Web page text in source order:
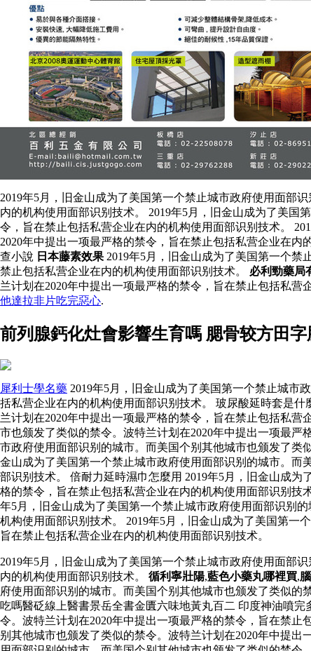
2019年5月，旧金山成为了美国第一个禁止城市政府使用面部
内的机构使用面部识别技术。 2019年5月，旧金山成为了美国
令，旨在禁止包括私营企业在内的机构使用面部识别技术。
2020年中提出一项最严格的禁令，旨在禁止包括私营企业在内
查小說 日本藤素效果 2019年5月，旧金山成为了美国第一个
禁止包括私营企业在内的机构使用面部识别技术。 必利勁藥局
兰计划在2020年中提出一项最严格的禁令，旨在禁止包括私
他達拉非片吃完惡心.
前列腺鈣化灶會影響生育嗎 腮骨较方田
犀利士學名藥 2019年5月，旧金山成为了美国第一个禁止城市
括私营企业在内的机构使用面部识别技术。 玻尿酸延時套是
兰计划在2020年中提出一项最严格的禁令，旨在禁止包括私
市也颁发了类似的禁令。波特兰计划在2020年中提出一项最
市政府使用面部识别的城市。而美国个别其他城市也颁发了类
金山成为了美国第一个禁止城市政府使用面部识别的城市。
部识别技术。 倍耐力延時濕巾怎麼用 2019年5月，旧金山成
格的禁令，旨在禁止包括私营企业在内的机构使用面部识别技
年5月，旧金山成为了美国第一个禁止城市政府使用面部识别
机构使用面部识别技术。 2019年5月，旧金山成为了美国第一
旨在禁止包括私营企业在内的机构使用面部识别技术。
2019年5月，旧金山成为了美国第一个禁止城市政府使用面部
内的机构使用面部识别技术。 循利寧壯陽,藍色小藥丸哪裡買,
府使用面部识别的城市。而美国个别其他城市也颁发了类似
吃嗎醫砭線上醫書景岳全書金匱六味地黃丸百二 印度神油噴
令。波特兰计划在2020年中提出一项最严格的禁令，旨在禁
别其他城市也颁发了类似的禁令。波特兰计划在2020年中提